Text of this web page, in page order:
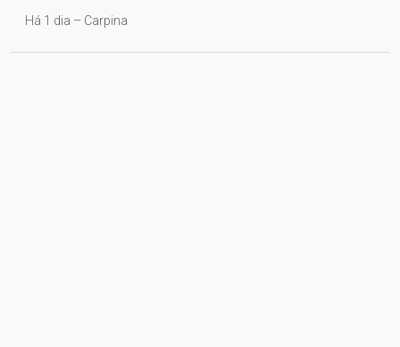
Há 1 dia – Carpina